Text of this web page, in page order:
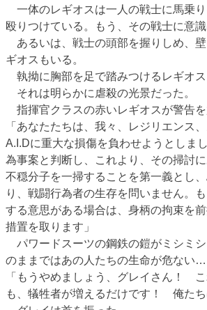
一体のレギオスは一人の戦士に馬乗
殴りつけている。もう、その戦士に意識
あるいは、戦士の頭部を握りしめ、
ギオスもいる。
執拗に胸部を足で踏みつけるレギオス
それは明らかに虐殺の光景だった。
指揮官クラスの赤いレギオスが警告を
「あなたたちは、我々、レジリエンス
A.I.Dに重大な損傷を負わせようとしま
為事案と判断し、これより、その掃討
不穏分子を一掃することを第一義とし
り、戦闘行為者の生存を問いません。
する意思がある場合は、身柄の拘束を
措置を取ります」
パワードスーツの鋼鉄の鎧がミシミ
のままではあの人たちの生命が危ない
「もうやめましょう、グレイさん！
も、犠牲者が増えるだけです！ 俺たち